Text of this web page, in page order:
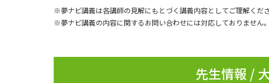
※夢ナビ講義は各講師の見解にもとづく講義内容としてご理解くださ
※夢ナビ講義の内容に関するお問い合わせには対応しておりません。
先生情報 /